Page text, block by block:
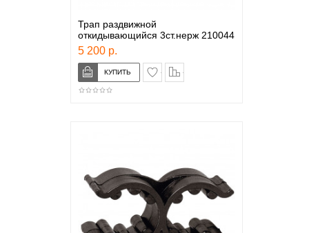
Трап раздвижной
откидывающийся 3ст.нерж 210044
5 200 р.
в закладки